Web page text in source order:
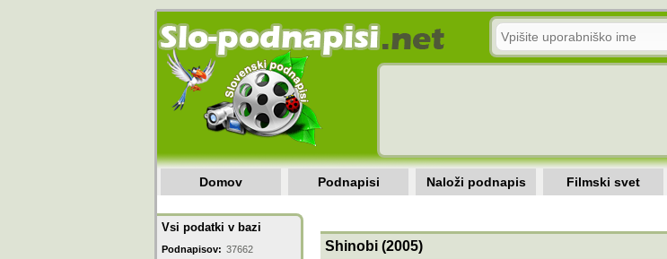
Domov Podnapisi Naloži podnapis Filmski svet
Vsi podatki v bazi
Podnapisov: 37662
Shinobi (2005)